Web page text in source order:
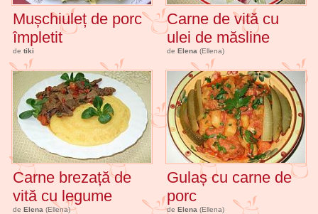
Mușchiuleț de porc
împletit
de tiki
Carne de vită cu
ulei de măsline
de Elena (Ellena)
Carne brezață de
vită cu legume
de Elena (Ellena)
Gulaș cu carne de
porc
de Elena (Ellena)